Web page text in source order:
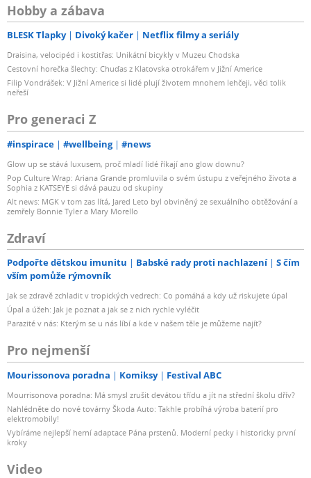
Hobby a zábava
BLESK Tlapky Divoký kačer Netflix filmy a seriály
Draisina, velocipéd i kostitřas: Unikátní bicykly v Muzeu Chodska
Cestovní horečka šlechty: Chuďas z Klatovska otrokářem v Jižní Americe
Filip Vondrášek: V Jižní Americe si lidé plují životem mnohem lehčeji, věci tolik
neřeší
Pro generaci Z
#inspirace #wellbeing #news
Glow up se stává luxusem, proč mladí lidé říkají ano glow downu?
Pop Culture Wrap: Ariana Grande promluvila o svém ústupu z veřejného života a
Sophia z KATSEYE si dává pauzu od skupiny
Alt news: MGK v tom zas lítá, Jared Leto byl obviněný ze sexuálního obtěžování a
zemřely Bonnie Tyler a Mary Morello
Zdraví
Podpořte dětskou imunitu Babské rady proti nachlazení
S čím
vším pomůže rýmovník
Jak se zdravě zchladit v tropických vedrech: Co pomáhá a kdy už riskujete úpal
Úpal a úžeh: Jak je poznat a jak se z nich rychle vyléčit
Parazité v nás: Kterým se u nás líbí a kde v našem těle je můžeme najít?
Pro nejmenší
Mourissonova poradna Komiksy Festival ABC
Mourrisonova poradna: Má smysl zrušit devátou třídu a jít na střední školu dřív?
Nahlédněte do nové továrny Škoda Auto: Takhle probíhá výroba baterií pro
elektromobily!
Vybíráme nejlepší herní adaptace Pána prstenů. Moderní pecky i historicky první
kroky
Video